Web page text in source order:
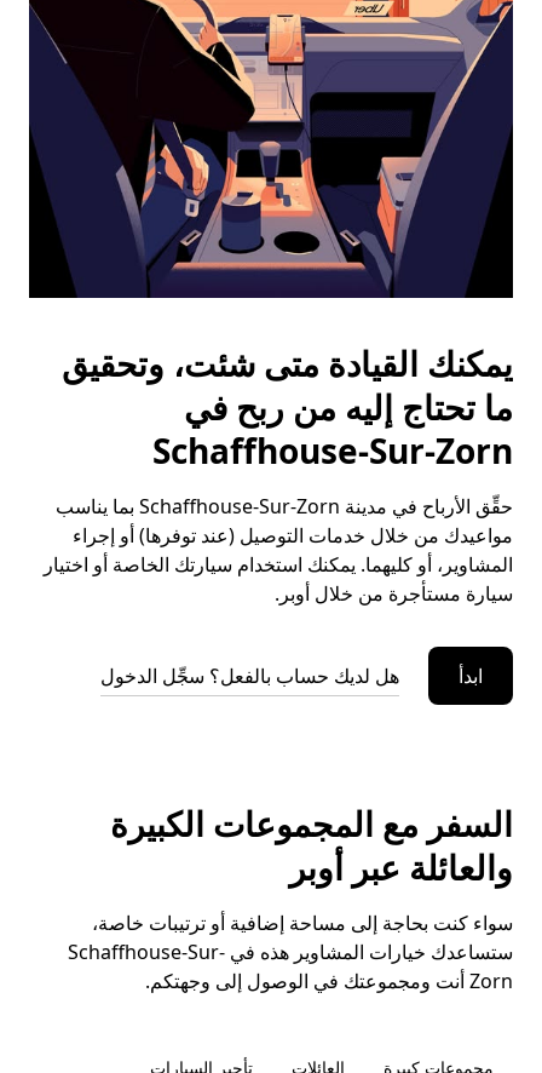
لإغلاق
التقويم.
يمكنك القيادة متى شئت، وتحقيق
ما تحتاج إليه من ربح في
Schaffhouse-Sur-Zorn
حقِّق الأرباح في مدينة Schaffhouse-Sur-Zorn بما يناسب
مواعيدك من خلال خدمات التوصيل (عند توفرها) أو إجراء
المشاوير، أو كليهما. يمكنك استخدام سيارتك الخاصة أو اختيار
سيارة مستأجرة من خلال أوبر.
ابدأ هل لديك حساب بالفعل؟ سجِّل الدخول
السفر مع المجموعات الكبيرة
والعائلة عبر أوبر
سواء كنت بحاجة إلى مساحة إضافية أو ترتيبات خاصة،
ستساعدك خيارات المشاوير هذه في Schaffhouse-Sur-
Zorn أنت ومجموعتك في الوصول إلى وجهتكم.
مجموعات كبيرة العائلات تأجير السيارات